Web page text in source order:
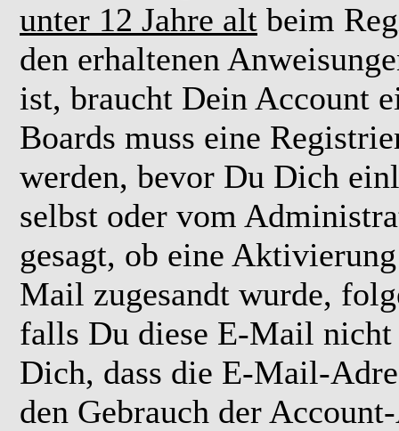
unter 12 Jahre alt beim
den erhaltenen
ist, braucht Dein Account
Boards muss eine
werden, bevor Du Dich
selbst oder vom
gesagt, ob eine
Mail zugesandt wurde,
falls Du diese E-Mail nicht
Dich, dass die E-Mail-
den Gebrauch der